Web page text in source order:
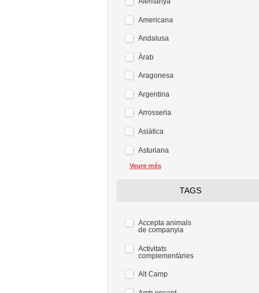
Americana
Andalusa
Àrab
Aragonesa
Argentina
Arrosseria
Asiàtica
Asturiana
Veure més
TAGS
Accepta animals
de companyia
Activitats
complementàries
Alt Camp